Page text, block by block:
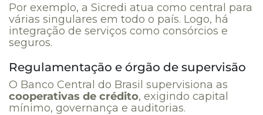
Por exemplo, a Sicredi atua como central para
várias singulares em todo o país. Logo, há
integração de serviços como consórcios e
seguros.
Regulamentação e órgão de supervisão
O Banco Central do Brasil supervisiona as
cooperativas de crédito, exigindo capital
mínimo, governança e auditorias.